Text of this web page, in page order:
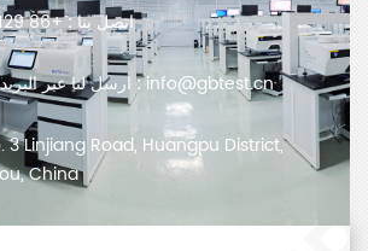
اتصل بنا :+86 15820231129
ارسل لنا عبر البريد الإلكتروني :info@gbtest.cn
3 Linjiang Road, Huangpu District,
China